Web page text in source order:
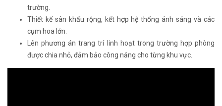
trường.
Thiết kế sân khấu rộng, kết hợp hệ thống ánh sáng và các
cụm hoa lớn.
Lên phương án trang trí linh hoạt trong trường hợp phòng
được chia nhỏ, đảm bảo công năng cho từng khu vực.